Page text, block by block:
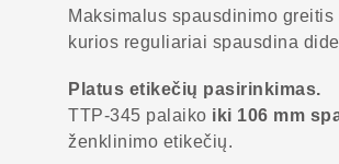
Maksimalus spausdinimo greitis
kurios reguliariai spausdina
Platus etikečių pasirinkimas.
TTP-345 palaiko iki 106 mm
ženklinimo etikečių.